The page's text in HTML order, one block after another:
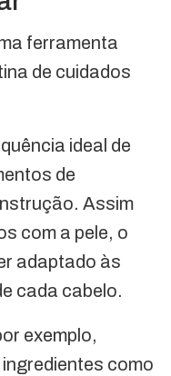
ferramenta
de cuidados
ideal de
de
Assim
com a pele, o
adaptado às
cada cabelo.
exemplo,
como